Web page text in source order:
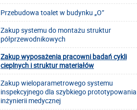
Przebudowa toalet w budynku „O”
Zakup systemu do montażu struktur
półprzewodnikowych
Zakup wyposażenia pracowni badań cykli
cieplnych i struktur materiałów
Zakup wieloparametrowego systemu
inspekcyjnego dla szybkiego
inżynierii medycznej